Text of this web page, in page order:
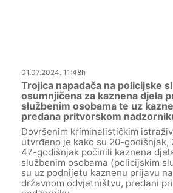
01.07.2024. 11:48h
Trojica napadača na policijske
osumnjičena za kaznena djela
službenim osobama te uz
predana pritvorskom
Dovršenim kriminalističkim
utvrđeno je kako su 20-godišnjak,
47-godišnjak počinili kaznena
službenim osobama (policijskim
su uz podnijetu kaznenu prijavu
državnom odvjetništvu, predani